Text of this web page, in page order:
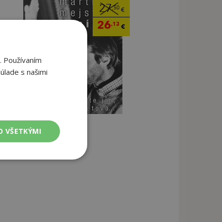
27,50€
26,13€
s našimi
VŠETKÝMI